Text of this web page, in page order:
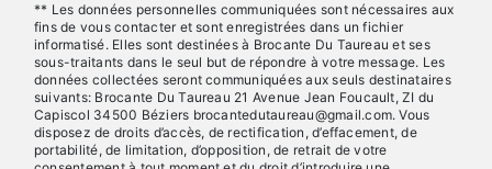
** Les données personnelles communiquées sont nécessaires aux
fins de vous contacter et sont enregistrées dans un fichier
informatisé. Elles sont destinées à Brocante Du Taureau et ses
sous-traitants dans le seul but de répondre à votre message. Les
données collectées seront communiquées aux seuls destinataires
suivants: Brocante Du Taureau 21 Avenue Jean Foucault, ZI du
Capiscol 34500 Béziers brocantedutaureau@gmail.com. Vous
disposez de droits d’accès, de rectification, d’effacement, de
portabilité, de limitation, d’opposition, de retrait de votre